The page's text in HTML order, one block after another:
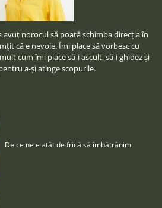
avut norocul să poată schimba direcţia în
că e nevoie. Îmi place să vorbesc cu
cum îmi place să-i ascult, să-i ghidez şi
a-şi atinge scopurile.
De ce ne e atât de frică să îmbătrânim